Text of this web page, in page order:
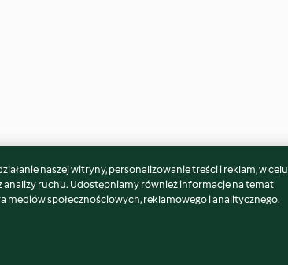
naszej witryny, personalizowanie treści i reklam, w celu
ruchu. Udostępniamy również informacje na temat
mediów społecznościowych, reklamowego i analitycznego.